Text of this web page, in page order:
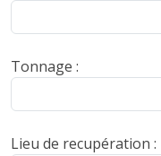
Tonnage :
Lieu de recupération :